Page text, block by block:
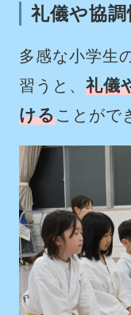
礼儀や協調
多感な小学生
習うと、 礼儀
けることがで